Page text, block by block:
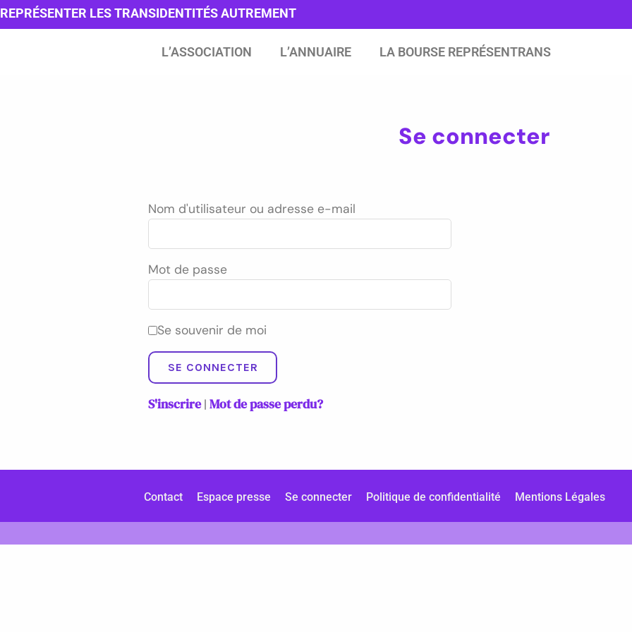
REPRÉSENTER LES TRANSIDENTITÉS AUTREMENT
L’ASSOCIATION L’ANNUAIRE LA BOURSE REPRÉSENTRANS
Se connecter
Nom d'utilisateur ou adresse e-mail
Mot de passe
Se souvenir de moi
S'inscrire | Mot de passe perdu?
Contact Espace presse Se connecter Politique de confidentialité Mentions Légales